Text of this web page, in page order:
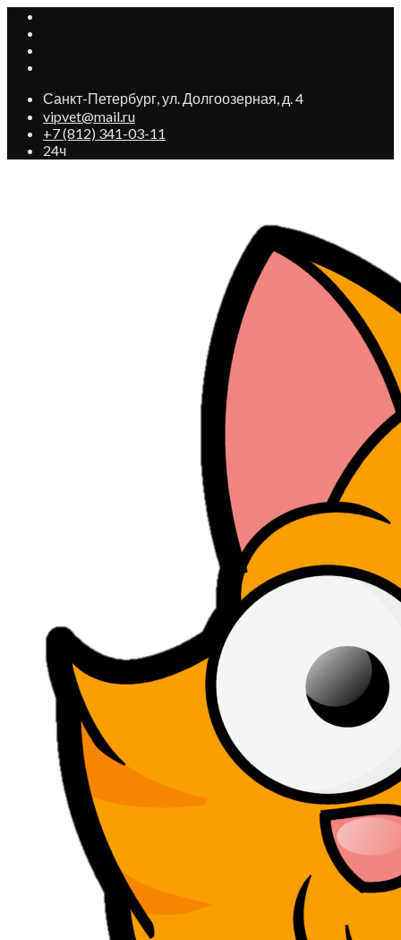
Санкт-Петербург, ул. Долгоозерная, д. 4
vipvet@mail.ru
+7 (812) 341-03-11
24ч